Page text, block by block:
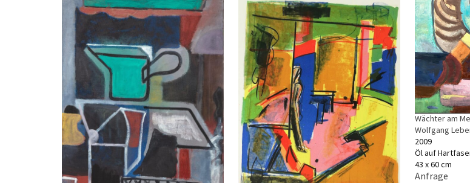
Wächter am
Wolfgang
2009
Öl auf
43 x 60 cm
Anfrage